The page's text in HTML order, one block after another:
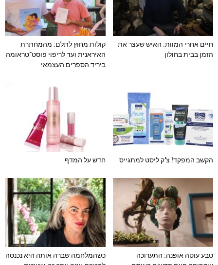
חיים אחרי המוות: האיש שעצר את
הזמן בבית בחולון
קולות מחוץ לתלם: מהמחתרת
האיראנית ועד לריפוי פוסט־טראומה
ביריד הספרים העצמאי
הקשב המפקד! צ'ק ליסט למתגייס חדש על המדף
טבע עוטה אופנה: התערוכה
כשהמלחמה שברה אותה היא נכנסה